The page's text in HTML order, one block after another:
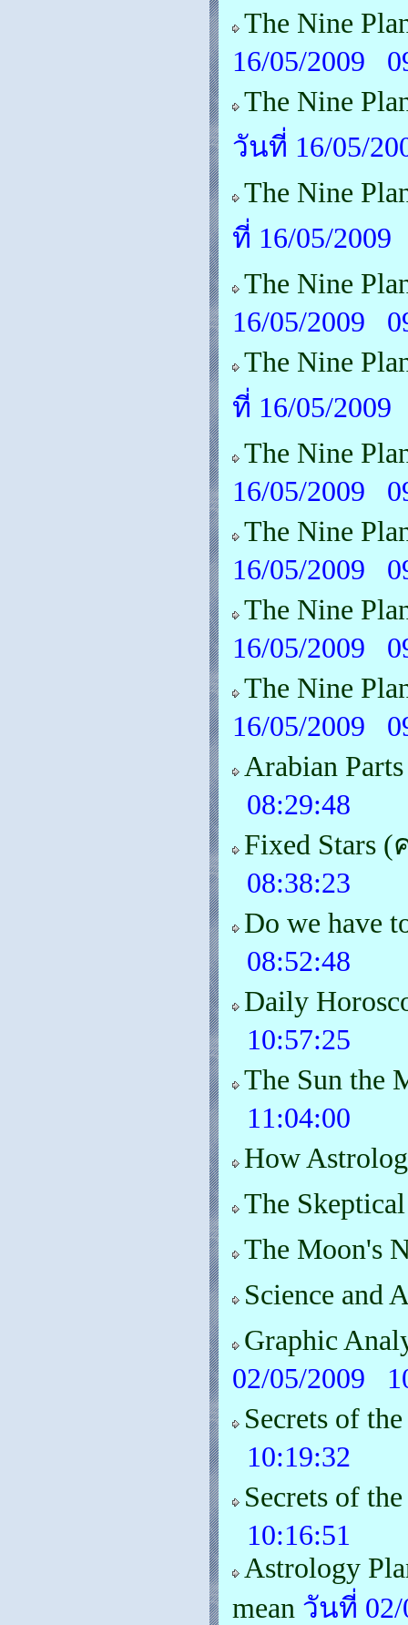
The Nine
16/05/2009
The Nine
วันที่ 16/05/
The Nine
ที่ 16/05/2009
The Nine
16/05/2009
The Nine
ที่ 16/05/2009
The Nine
16/05/2009
The Nine
16/05/2009
The Nine
16/05/2009
The Nine
16/05/2009
Arabian
08:29:48
Fixed Stars
08:38:23
Do we have
08:52:48
Daily
10:57:25
The Sun the
11:04:00
How
The
The Moon's
Science and
Graphic
02/05/2009
Secrets of
10:19:32
Secrets of
10:16:51
Astrology
mean วันที่ 02/